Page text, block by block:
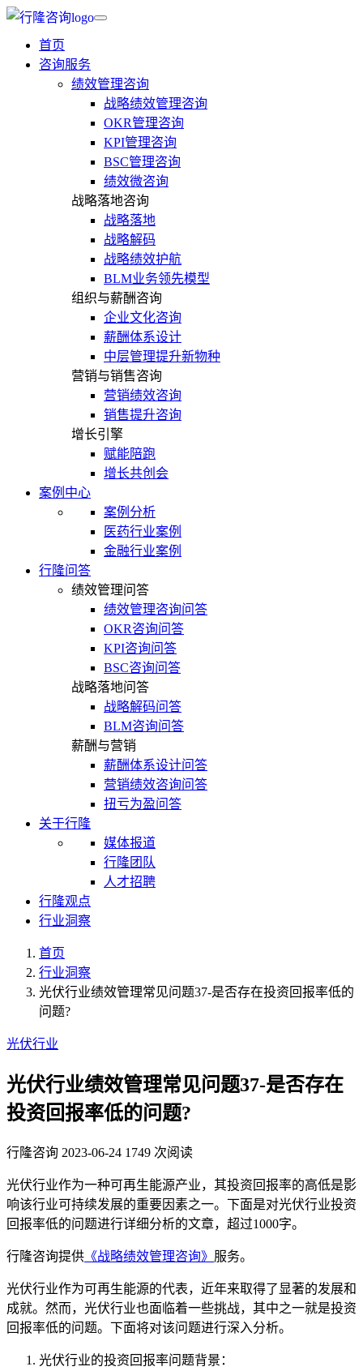
首页
咨询服务
绩效管理咨询
战略绩效管理咨询
OKR管理咨询
KPI管理咨询
BSC管理咨询
绩效微咨询
战略落地咨询
战略落地
战略解码
战略绩效护航
BLM业务领先模型
组织与薪酬咨询
企业文化咨询
薪酬体系设计
中层管理提升新物种
营销与销售咨询
营销绩效咨询
销售提升咨询
增长引擎
赋能陪跑
增长共创会
案例中心
案例分析
医药行业案例
金融行业案例
行隆问答
绩效管理问答
绩效管理咨询问答
OKR咨询问答
KPI咨询问答
BSC咨询问答
战略落地问答
战略解码问答
BLM咨询问答
薪酬与营销
薪酬体系设计问答
营销绩效咨询问答
扭亏为盈问答
关于行隆
媒体报道
行隆团队
人才招聘
行隆观点
行业洞察
首页
行业洞察
光伏行业绩效管理常见问题37-是否存在投资回报率低的
问题?
光伏行业
光伏行业绩效管理常见问题37-是否存在
投资回报率低的问题?
行隆咨询 2023-06-24 1749 次阅读
光伏行业作为一种可再生能源产业，其投资回报率的高低是影
响该行业可持续发展的重要因素之一。下面是对光伏行业投资
回报率低的问题进行详细分析的文章，超过1000字。
行隆咨询提供 《战略绩效管理咨询》 服务。
光伏行业作为可再生能源的代表，近年来取得了显著的发展和
成就。然而，光伏行业也面临着一些挑战，其中之一就是投资
回报率低的问题。下面将对该问题进行深入分析。
光伏行业的投资回报率问题背景：